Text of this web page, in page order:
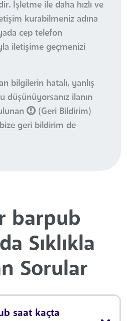
İşletme ile daha hızlı ve
kurabilmeniz adına
cep telefon
iletişime geçmenizi
bilgilerin hatalı, yanlış
düşünüyorsanız ilanın
(Geri Bildirim)
geri bildirim de
barpub
Sıklıkla
Sorular
saat kaçta